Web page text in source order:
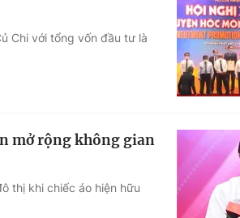
Chi với tổng vốn đầu tư là
mở rộng không gian
thị khi chiếc áo hiện hữu